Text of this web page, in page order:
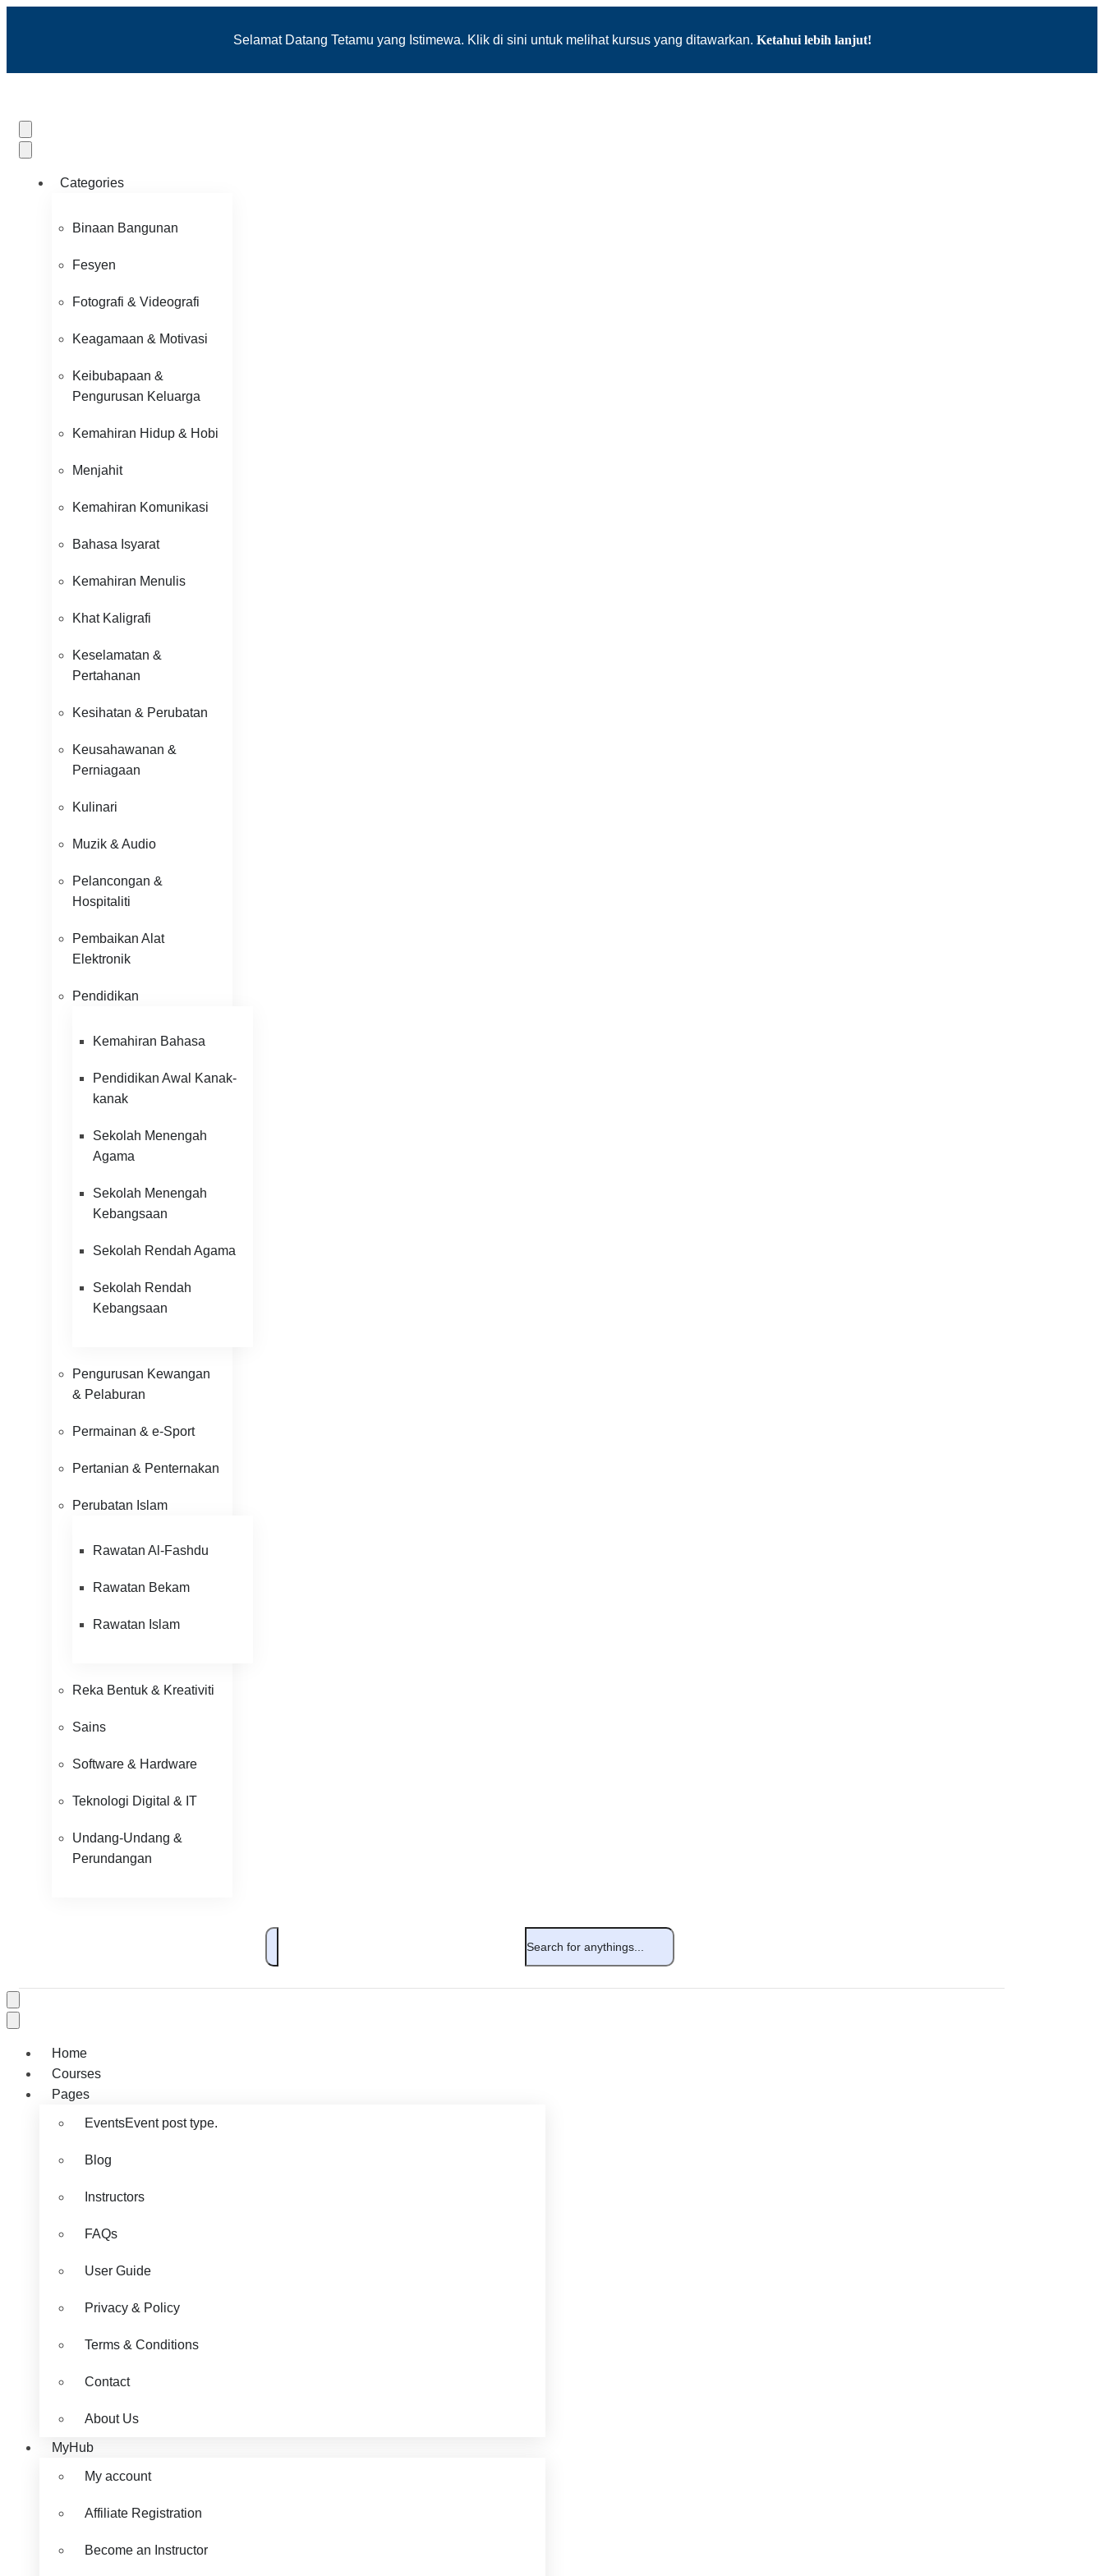
Selamat Datang Tetamu yang Istimewa. Klik di sini untuk melihat kursus yang ditawarkan. Ketahui lebih lanjut!
Categories
Binaan Bangunan
Fesyen
Fotografi & Videografi
Keagamaan & Motivasi
Keibubapaan &
Pengurusan Keluarga
Kemahiran Hidup & Hobi
Menjahit
Kemahiran Komunikasi
Bahasa Isyarat
Kemahiran Menulis
Khat Kaligrafi
Keselamatan &
Pertahanan
Kesihatan & Perubatan
Keusahawanan &
Perniagaan
Kulinari
Muzik & Audio
Pelancongan &
Hospitaliti
Pembaikan Alat
Elektronik
Pendidikan
Kemahiran Bahasa
Pendidikan Awal Kanak-
kanak
Sekolah Menengah
Agama
Sekolah Menengah
Kebangsaan
Sekolah Rendah Agama
Sekolah Rendah
Kebangsaan
Pengurusan Kewangan
& Pelaburan
Permainan & e-Sport
Pertanian & Penternakan
Perubatan Islam
Rawatan Al-Fashdu
Rawatan Bekam
Rawatan Islam
Reka Bentuk & Kreativiti
Sains
Software & Hardware
Teknologi Digital & IT
Undang-Undang &
Perundangan
Home
Courses
Pages
EventsEvent post type.
Blog
Instructors
FAQs
User Guide
Privacy & Policy
Terms & Conditions
Contact
About Us
MyHub
My account
Affiliate Registration
Become an Instructor